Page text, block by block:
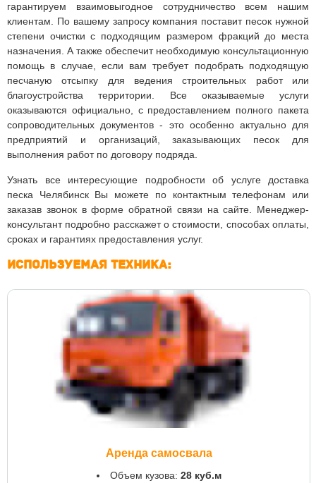
гарантируем взаимовыгодное сотрудничество всем нашим
клиентам. По вашему запросу компания поставит песок нужной
степени очистки с подходящим размером фракций до места
назначения. А также обеспечит необходимую консультационную
помощь в случае, если вам требует подобрать подходящую
песчаную отсыпку для ведения строительных работ или
благоустройства территории. Все оказываемые услуги
оказываются официально, с предоставлением полного пакета
сопроводительных документов - это особенно актуально для
предприятий и организаций, заказывающих песок для
выполнения работ по договору подряда.
Узнать все интересующие подробности об услуге доставка
песка Челябинск Вы можете по контактным телефонам или
заказав звонок в форме обратной связи на сайте. Менеджер-
консультант подробно расскажет о стоимости, способах оплаты,
сроках и гарантиях предоставления услуг.
Используемая техника:
Аренда самосвала
Объем кузова: 28 куб.м